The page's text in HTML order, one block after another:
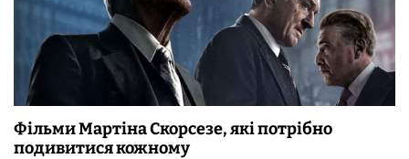
Фільми Мартіна Скорсезе, які потрібно
подивитися кожному